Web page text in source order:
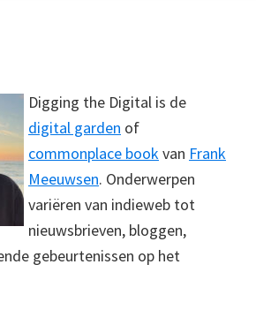
Digging the Digital is de
digital garden of
commonplace bookvan Frank
Meeuwsen. Onderwerpen
variëren van indieweb tot
nieuwsbrieven, bloggen,
gebeurtenissen op het